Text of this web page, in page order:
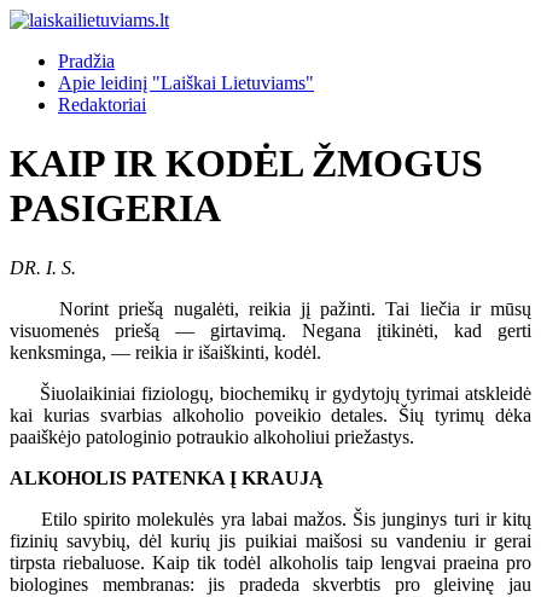
Pradžia
Apie leidinį "Laiškai Lietuviams"
Redaktoriai
KAIP IR KODĖL ŽMOGUS
PASIGERIA
DR. I. S.
Norint priešą nugalėti, reikia jį pažinti. Tai liečia ir mūsų
visuomenės priešą — girtavimą. Negana įtikinėti, kad gerti
kenksminga, — reikia ir išaiškinti, kodėl.
Šiuolaikiniai fiziologų, biochemikų ir gydytojų tyrimai atskleidė
kai kurias svarbias alkoholio poveikio detales. Šių tyrimų dėka
paaiškėjo patologinio potraukio alkoholiui priežastys.
ALKOHOLIS PATENKA Į KRAUJĄ
Etilo spirito molekulės yra labai mažos. Šis junginys turi ir kitų
fizinių savybių, dėl kurių jis puikiai maišosi su vandeniu ir gerai
tirpsta riebaluose. Kaip tik todėl alkoholis taip lengvai praeina pro
biologines membranas: jis pradeda skverbtis pro gleivinę jau